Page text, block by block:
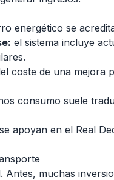
energético se
el sistema incluye
coste de una mejora
consumo suele
apoyan en el Real
muchas